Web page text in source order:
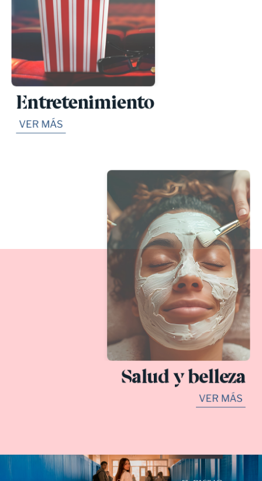
Entretenimiento
VER MÁS
Salud y belleza
VER MÁS